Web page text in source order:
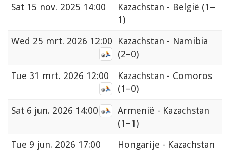
Sat 15 nov. 2025 14:00 Kazachstan - België (1–
1)
Wed 25 mrt. 2026 12:00
Kazachstan - Namibia
(2–0)
Tue 31 mrt. 2026 12:00
Kazachstan - Comoros
(1–0)
Sat 6 jun. 2026 14:00
Armenië - Kazachstan
(1–1)
Tue 9 jun. 2026 17:00
Hongarije - Kazachstan